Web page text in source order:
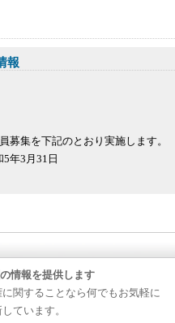
報
集を下記のとおり実施します。
年3月31日
情報を提供します
関することなら何でもお気軽に
ています。